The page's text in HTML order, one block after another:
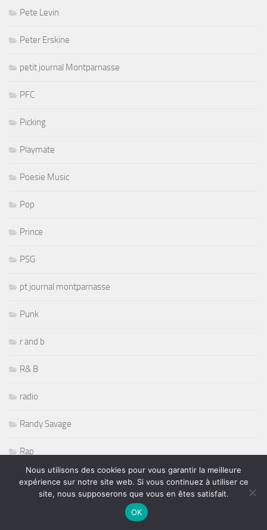
Pete Levin
Peter Erskine
petit journal Montparnasse
PFC
Picking
Playmate
Poesie Music
Pop
Prince
PSG
pt journal montparnasse
Punk
r and b
R& B
radio
Randy Savage
Rap
Récompenses
Nous utilisons des cookies pour vous garantir la meilleure
expérience sur notre site web. Si vous continuez à utiliser ce
site, nous supposerons que vous en êtes satisfait.
OK